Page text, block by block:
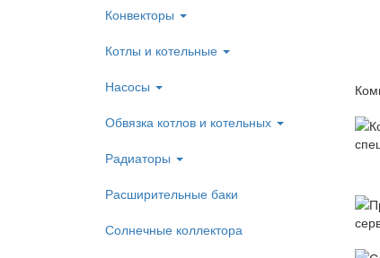
Конвекторы
Котлы и котельные
Насосы
Обвязка котлов и котельных
Радиаторы
Расширительные баки
Солнечные коллектора